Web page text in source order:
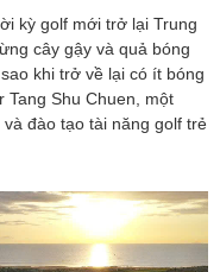
kỳ golf mới trở lại Trung
cây gậy và quả bóng
khi trở về lại có ít bóng
Tang Shu Chuen, một
đào tạo tài năng golf trẻ